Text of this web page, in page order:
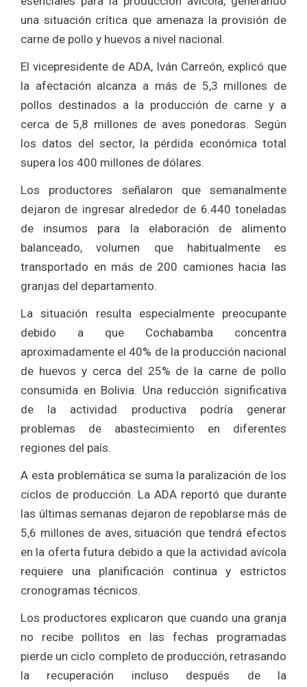
una situación crítica que amenaza la provisión de
carne de pollo y huevos a nivel nacional.
El vicepresidente de ADA, Iván Carreón, explicó que
la afectación alcanza a más de 5,3 millones de
pollos destinados a la producción de carne y a
cerca de 5,8 millones de aves ponedoras. Según
los datos del sector, la pérdida económica total
supera los 400 millones de dólares.
Los productores señalaron que semanalmente
dejaron de ingresar alrededor de 6.440 toneladas
de insumos para la elaboración de alimento
balanceado, volumen que habitualmente es
transportado en más de 200 camiones hacia las
granjas del departamento.
La situación resulta especialmente preocupante
debido a que Cochabamba concentra
aproximadamente el 40% de la producción nacional
de huevos y cerca del 25% de la carne de pollo
consumida en Bolivia. Una reducción significativa
de la actividad productiva podría generar
problemas de abastecimiento en diferentes
regiones del país.
A esta problemática se suma la paralización de los
ciclos de producción. La ADA reportó que durante
las últimas semanas dejaron de repoblarse más de
5,6 millones de aves, situación que tendrá efectos
en la oferta futura debido a que la actividad avícola
requiere una planificación continua y estrictos
cronogramas técnicos.
Los productores explicaron que cuando una granja
no recibe pollitos en las fechas programadas
pierde un ciclo completo de producción, retrasando
la recuperación incluso después de la